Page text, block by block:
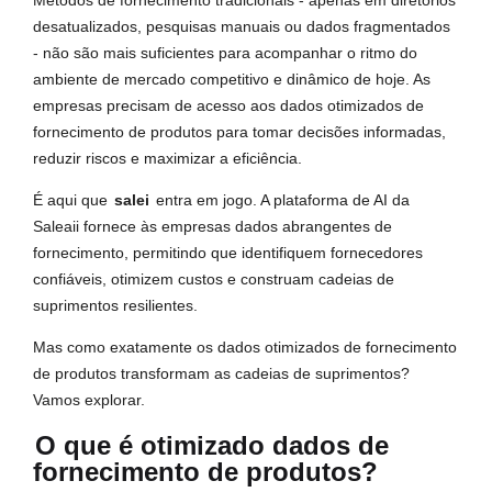
desatualizados, pesquisas manuais ou dados fragmentados
- não são mais suficientes para acompanhar o ritmo do
ambiente de mercado competitivo e dinâmico de hoje. As
empresas precisam de acesso aos dados otimizados de
fornecimento de produtos para tomar decisões informadas,
reduzir riscos e maximizar a eficiência.
É aqui que salei entra em jogo. A plataforma de AI da
Saleaii fornece às empresas dados abrangentes de
fornecimento, permitindo que identifiquem fornecedores
confiáveis, otimizem custos e construam cadeias de
suprimentos resilientes.
Mas como exatamente os dados otimizados de fornecimento
de produtos transformam as cadeias de suprimentos?
Vamos explorar.
O que é otimizado dados de
fornecimento de produtos?